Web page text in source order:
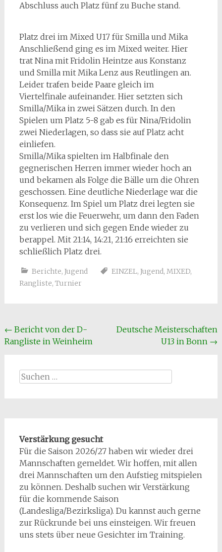
Abschluss auch Platz fünf zu Buche stand.
Platz drei im Mixed U17 für Smilla und Mika
Anschließend ging es im Mixed weiter. Hier
trat Nina mit Fridolin Heintze aus Konstanz
und Smilla mit Mika Lenz aus Reutlingen an.
Leider trafen beide Paare gleich im
Viertelfinale aufeinander. Hier setzten sich
Smilla/Mika in zwei Sätzen durch. In den
Spielen um Platz 5-8 gab es für Nina/Fridolin
zwei Niederlagen, so dass sie auf Platz acht
einliefen.
Smilla/Mika spielten im Halbfinale den
gegnerischen Herren immer wieder hoch an
und bekamen als Folge die Bälle um die Ohren
geschossen. Eine deutliche Niederlage war die
Konsequenz. Im Spiel um Platz drei legten sie
erst los wie die Feuerwehr, um dann den Faden
zu verlieren und sich gegen Ende wieder zu
berappel. Mit 21:14, 14:21, 21:16 erreichten sie
schließlich Platz drei.
Berichte, Jugend EINZEL, Jugend, MIXED,
Rangliste, Turnier
Beitragsnavigation
← Bericht von der D-
Rangliste in Weinheim
Deutsche Meisterschaften
U13 in Bonn →
Suchen
Verstärkung gesucht
Für die Saison 2026/27 haben wir wieder drei
Mannschaften gemeldet. Wir hoffen, mit allen
drei Mannschaften um den Aufstieg mitspielen
zu können. Deshalb suchen wir Verstärkung
für die kommende Saison
(Landesliga/Bezirksliga). Du kannst auch gerne
zur Rückrunde bei uns einsteigen. Wir freuen
uns stets über neue Gesichter im Training.